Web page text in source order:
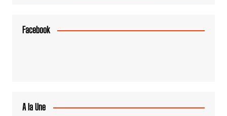
Facebook
A la Une